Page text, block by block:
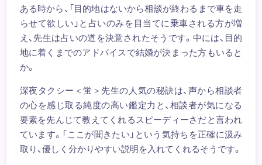
ある時から、「目的地はないから相談が終わるまで車を走
らせて欲しい」と占いのみを目当てに乗車される方が増
え、先生は占いの道を決意されたそうです。中には、目的
地に着くまでのアドバイスで結婚が決まった方もいると
か。
深夜タクシー＜蛍＞先生の人気の秘訣は、声から相談者
の心を感じ取る純度の高い鑑定力と、相談者が気になる
要素を先んじて教えてくれるスピーディーさだと言われ
ています。「ここが聞きたい」という気持ちを正確に汲み
取り、優しく分かりやすい説明を入れてくれるそうです。